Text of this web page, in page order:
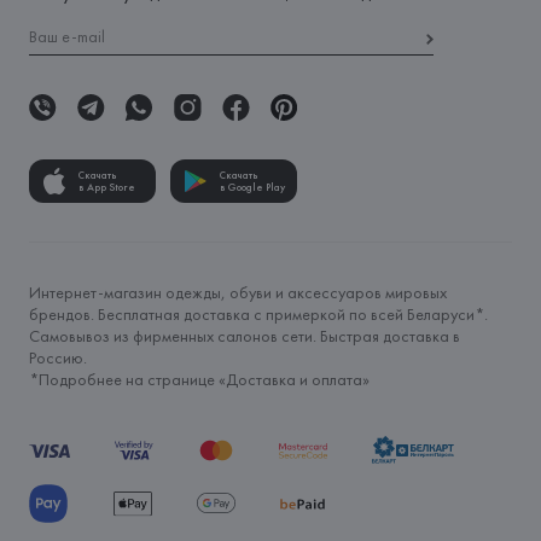
Скачать
в App Store
Скачать
в Google Play
Интернет-магазин одежды, обуви и аксессуаров мировых
брендов. Бесплатная доставка с примеркой по всей Беларуси*.
Самовывоз из фирменных салонов сети. Быстрая доставка в
Россию.
*Подробнее на странице «Доставка и оплата»